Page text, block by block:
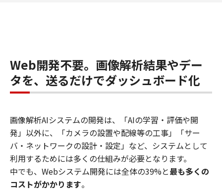
Web開発不要。画像解析結果やデー
タを、送るだけでダッシュボード化
画像解析AIシステムの開発は、「AIの学習・評価や開
発」以外に、「カメラの設置や配線等の工事」「サー
バ・ネットワークの設計・設定」など、システムとして
利用するためには多くの仕組みが必要となります。
中でも、Webシステム開発には全体の39%と最も多くの
コストがかかります。